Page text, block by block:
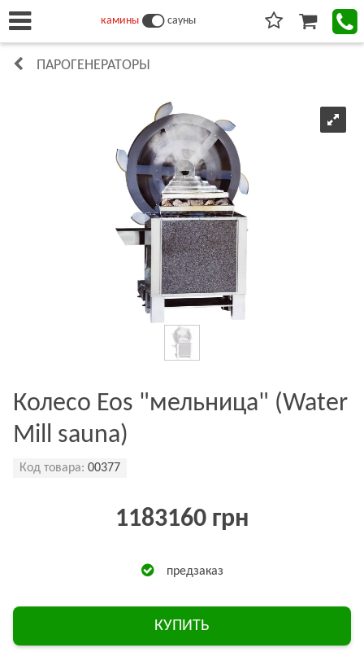
камины сауны
ПАРОГЕНЕРАТОРЫ
Колесо Eos "мельница" (Water
Mill sauna)
Код товара: 00377
1183160 грн
предзаказ
КУПИТЬ